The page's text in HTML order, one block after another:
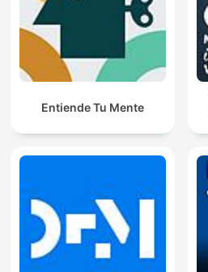
Entiende Tu Mente